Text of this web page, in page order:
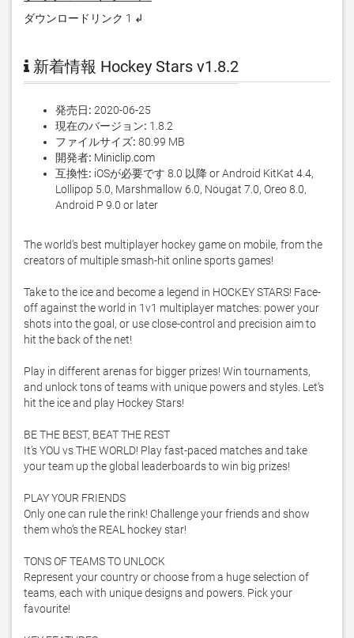
ダウンロードリンク 1 ↲
新着情報 Hockey Stars v1.8.2
発売日: 2020-06-25
現在のバージョン: 1.8.2
ファイルサイズ: 80.99 MB
開発者: Miniclip.com
互換性: iOSが必要です 8.0 以降 or Android KitKat 4.4,
Lollipop 5.0, Marshmallow 6.0, Nougat 7.0, Oreo 8.0,
Android P 9.0 or later
The world’s best multiplayer hockey game on mobile, from the
creators of multiple smash-hit online sports games!
Take to the ice and become a legend in HOCKEY STARS! Face-
off against the world in 1v1 multiplayer matches: power your
shots into the goal, or use close-control and precision aim to
hit the back of the net!
Play in different arenas for bigger prizes! Win tournaments,
and unlock tons of teams with unique powers and styles. Let’s
hit the ice and play Hockey Stars!
BE THE BEST, BEAT THE REST
It’s YOU vs THE WORLD! Play fast-paced matches and take
your team up the global leaderboards to win big prizes!
PLAY YOUR FRIENDS
Only one can rule the rink! Challenge your friends and show
them who’s the REAL hockey star!
TONS OF TEAMS TO UNLOCK
Represent your country or choose from a huge selection of
teams, each with unique designs and powers. Pick your
favourite!